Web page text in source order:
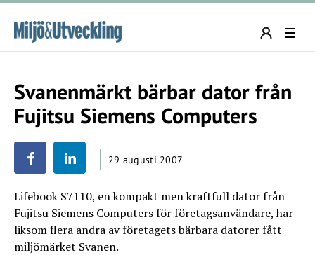
Svanenmärkt bärbar dator från
Fujitsu Siemens Computers
29 augusti 2007
Lifebook S7110, en kompakt men kraftfull dator från
Fujitsu Siemens Computers för företagsanvändare, har
liksom flera andra av företagets bärbara datorer fått
miljömärket Svanen.